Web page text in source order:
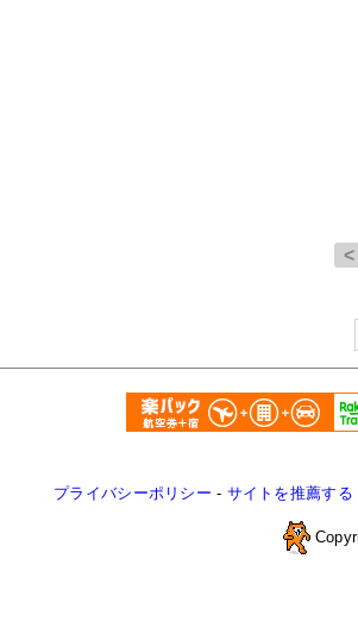
プライバシーポリシー - サイトを推薦する